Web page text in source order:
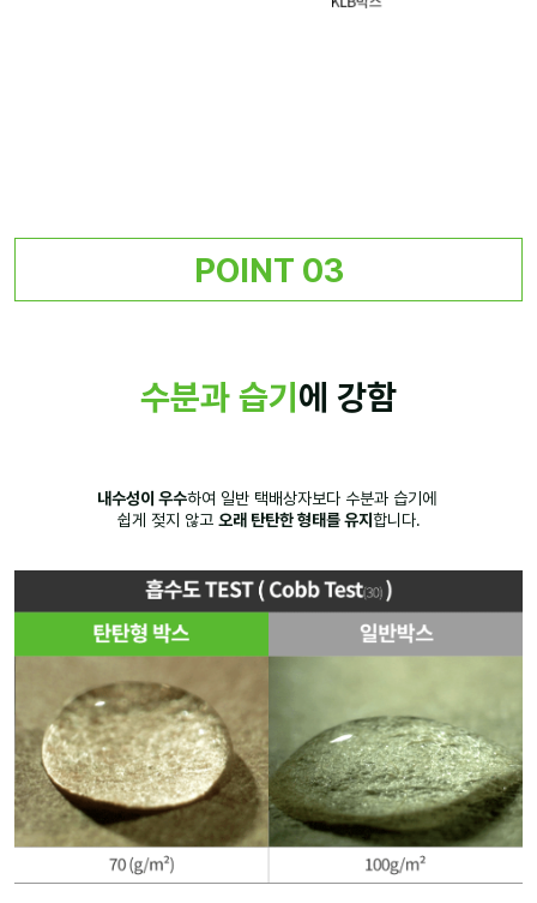
POINT 03
수분과 습기 에 강함
내수성이 우수하여 일반 택배상자보다 수분과 습기에
쉽게 젖지 않고 오래 탄탄한 형태를 유지합니다.